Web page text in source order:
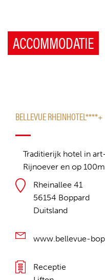
de snelweg naar
Luik naar Affligem.
ACCOMMODATIE
BELLEVUE RHEINHOTEL****+
Traditierijk hotel in
Rijnoever en op
Rheinallee 41
56154 Boppard
Duitsland
www.bellevue-
Receptie